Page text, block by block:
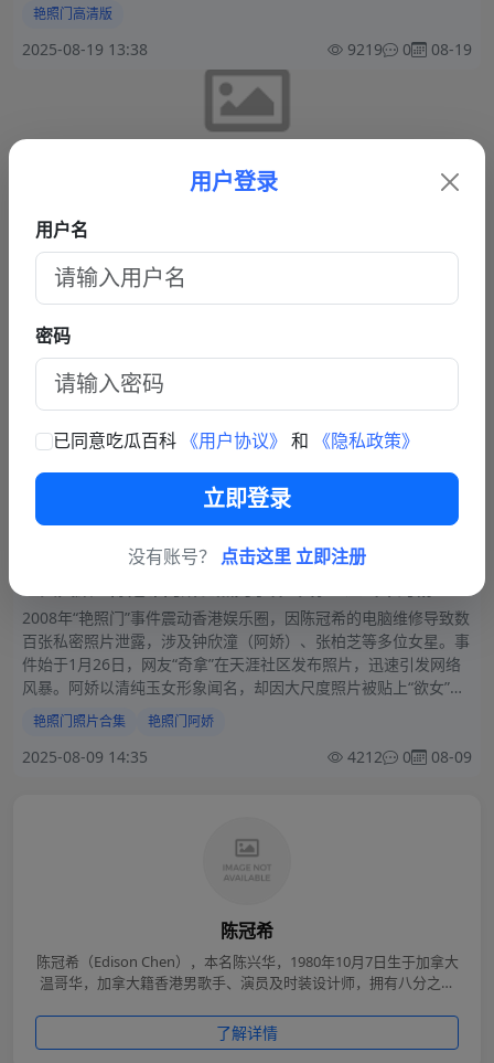
艳照门高清版
2025-08-19 13:38 9219 0 08-19
回忆经典 冠希哥前女友 杨永晴 艳照门事件 浴室出水芙蓉
三点粉嫩 床上叫声甜美极度反差
杨永晴，因曾与著名人物冠希哥有过恋情而被网友广泛关注。她以
甜美外貌和独特气质，在社交平台和网络八卦圈中多次成为热议话
题。
自拍视频 后入视频
2025-08-14 15:10
女2008年一次意外的维修电脑事件，引起了娱乐圈的轩然
大波
2008年“艳照门”事件震动香港娱乐圈，因陈冠希的电脑维修导致数
百张私密照片泄露，涉及钟欣潼（阿娇）、张柏芝等多位女星。事
件始于1月26日，网友“奇拿”在天涯社区发布照片，迅速引发网络
风暴。阿娇以清纯玉女形象闻名，却因大尺度照片被贴上“欲女”标
签，陈冠希于2月21日公开道歉并退出香港娱乐圈。
艳照门照片合集 艳照门阿娇
2025-08-09 14:35 4212 0 08-09
陈冠希
陈冠希（Edison Chen），本名陈兴华，1980年10月7日生于加拿大
温哥华，加拿大籍香港男歌手、演员及时装设计师，拥有八分之一
年主演《头文字D》高桥凉介广受好评。他在音乐上推广嘻哈文
化，代表作《香港地》深受欢迎。2003年创立潮牌CLOT，担任行
了解详情
用户登录
用户名
密码
已同意吃瓜百科 《用户协议》 和 《隐私政策》
立即登录
没有账号？ 点击这里 立即注册